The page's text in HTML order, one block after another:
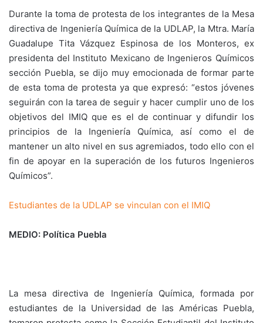
Durante la toma de protesta de los integrantes de la Mesa
directiva de Ingeniería Química de la UDLAP, la Mtra. María
Guadalupe Tita Vázquez Espinosa de los Monteros, ex
presidenta del Instituto Mexicano de Ingenieros Químicos
sección Puebla, se dijo muy emocionada de formar parte
de esta toma de protesta ya que expresó: “estos jóvenes
seguirán con la tarea de seguir y hacer cumplir uno de los
objetivos del IMIQ que es el de continuar y difundir los
principios de la Ingeniería Química, así como el de
mantener un alto nivel en sus agremiados, todo ello con el
fin de apoyar en la superación de los futuros Ingenieros
Químicos”.
Estudiantes de la UDLAP se vinculan con el IMIQ
MEDIO: Política Puebla
La mesa directiva de Ingeniería Química, formada por
estudiantes de la Universidad de las Américas Puebla,